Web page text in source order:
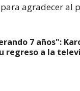
agradecer al
7 años":
regreso a la